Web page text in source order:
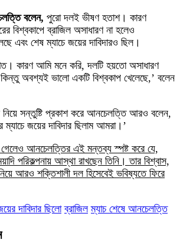
বলেন, পুরো দলই ভীষণ হতাশ। কারণ
বিশ্বকাপে ব্রাজিল অসাধারণ না হলেও
এবং শেষ ম্যাচে জয়ের দাবিদারও ছিল।
কারণ আমি মনে করি, দলটি হয়তো অসাধারণ
কিন্তু অবশ্যই ভালো একটি বিশ্বকাপ খেলেছে,’ বলেন
নিয়ে সন্তুষ্টি প্রকাশ করে আনচেলত্তি আরও বলেন,
জয়ের দাবিদার ছিলাম আমরা।’
গেলেও আনচেলত্তির এই মন্তব্য স্পষ্ট করে যে,
পরিকল্পনায় আস্থা রাখছেন তিনি। তার বিশ্বাস,
আরও শক্তিশালী দল হিসেবেই ভবিষ্যতে ফিরে
দাবিদার ছিলো ব্রাজিল ম্যাচ শেষে আনচেলত্তি